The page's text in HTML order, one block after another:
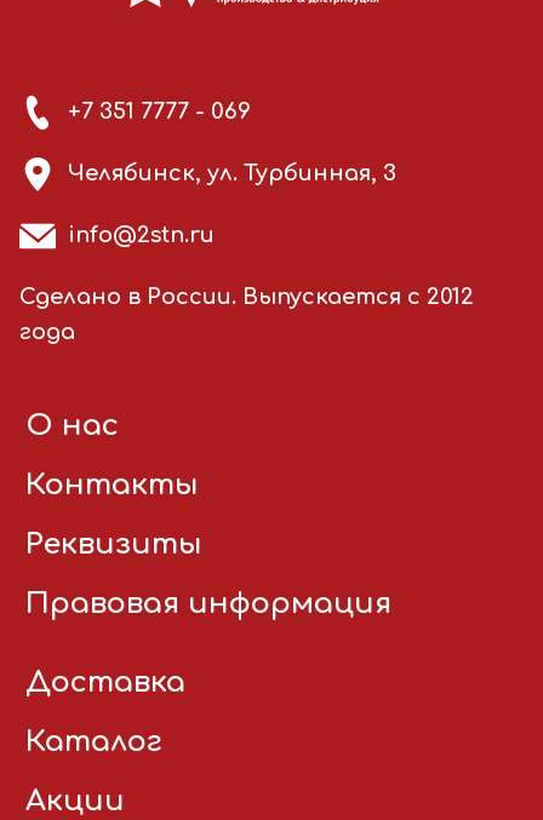
+7 351 7777 - 069
Челябинск, ул. Турбинная, 3
info@2stn.ru
Сделано в России. Выпускается с 2012
года
О нас
Контакты
Реквизиты
Правовая информация
Доставка
Каталог
Акции